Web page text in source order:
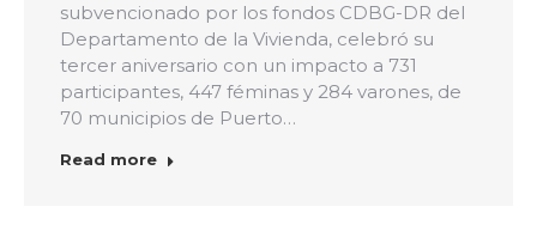
subvencionado por los fondos CDBG-DR del
Departamento de la Vivienda, celebró su
tercer aniversario con un impacto a 731
participantes, 447 féminas y 284 varones, de
70 municipios de Puerto…
Read more